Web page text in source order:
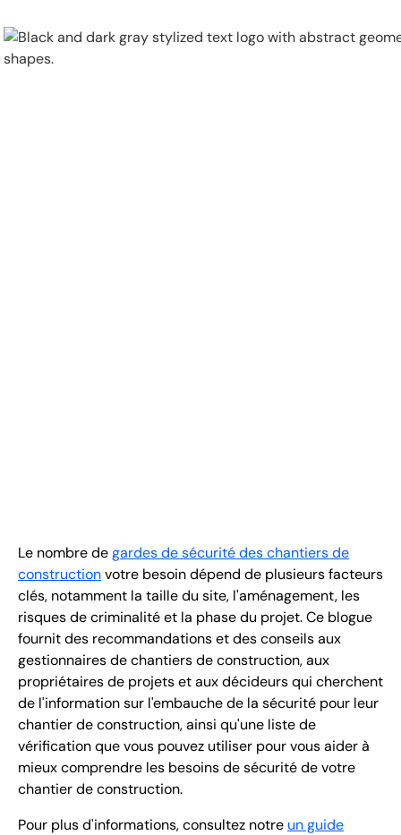
Le nombre degardes de sécurité des chantiers de
constructionvotre besoin dépend de plusieurs facteurs
clés, notamment la taille du site, l'aménagement, les
risques de criminalité et la phase du projet. Ce blogue
fournit des recommandations et des conseils aux
gestionnaires de chantiers de construction, aux
propriétaires de projets et aux décideurs qui cherchent
de l'information sur l'embauche de la sécurité pour leur
chantier de construction, ainsi qu'une liste de
vérification que vous pouvez utiliser pour vous aider à
mieux comprendre les besoins de sécurité de votre
chantier de construction.
Pour plus d'informations, consultez notre un guide